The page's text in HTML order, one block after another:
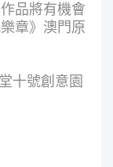
品將有機會
章》澳門原
十號創意園